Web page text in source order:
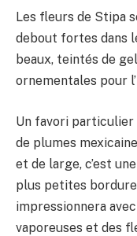
Les fleurs de Stipa
debout fortes dans
beaux, teintés de
ornementales pour
Un favori particulier
de plumes
et de large, c’est
plus petites
impressionnera
vaporeuses et des